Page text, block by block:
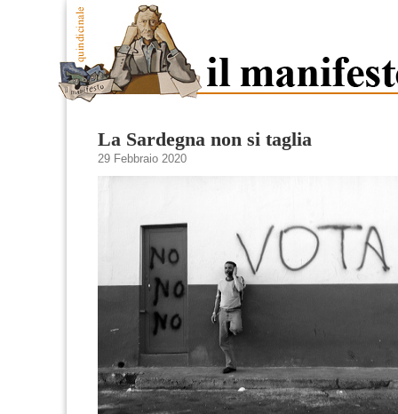
La Sardegna non si taglia
29 Febbraio 2020